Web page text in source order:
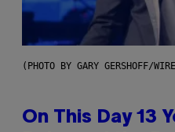
(PHOTO BY GARY GERSHOFF/
On This Day 13